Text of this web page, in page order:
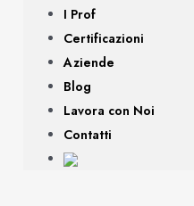
I Prof
Certificazioni
Aziende
Blog
Lavora con Noi
Contatti